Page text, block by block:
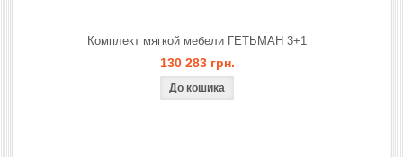
Комплект мягкой мебели ГЕТЬМАН 3+1
130 283 грн.